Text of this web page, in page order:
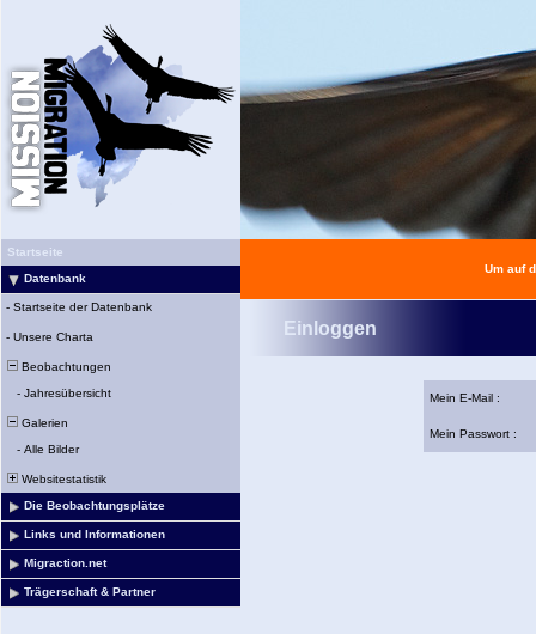
Startseite
Datenbank
- Startseite der Datenbank
- Unsere Charta
Beobachtungen
- Jahresübersicht
Galerien
- Alle Bilder
Websitestatistik
Die Beobachtungsplätze
Links und Informationen
Migraction.net
Trägerschaft & Partner
Um auf
Einloggen
Mein E-Mail :
Mein Passwort :